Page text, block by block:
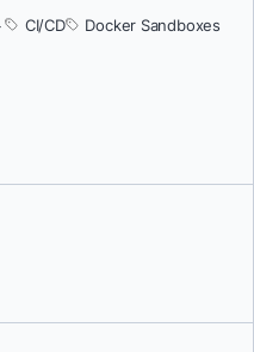
CI/CD
Docker Sandboxes